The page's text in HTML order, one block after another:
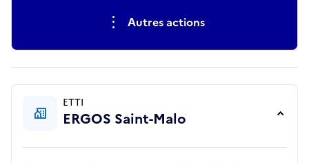
Autres actions
ETTI
ERGOS Saint-Malo